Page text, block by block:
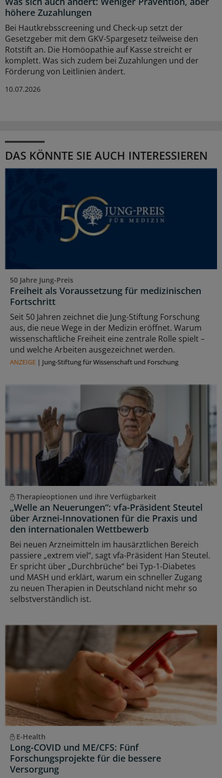
höhere Zuzahlungen
Bei Hautkrebsscreening und Check-up setzt der
Gesetzgeber mit dem GKV-Spargesetz teilweise den
Rotstift an. Die Homöopathie auf Kasse streicht er
komplett. Was sich zudem bei Zuzahlungen und der
Förderung von Leitlinien ändert.
10.07.2026
DAS KÖNNTE SIE AUCH INTERESSIEREN
50 Jahre Jung-Preis
Freiheit als Voraussetzung für medizinischen
Fortschritt
Seit 50 Jahren zeichnet die Jung-Stiftung Forschung
aus, die neue Wege in der Medizin eröffnet. Warum
wissenschaftliche Freiheit eine zentrale Rolle spielt –
und welche Arbeiten ausgezeichnet werden.
ANZEIGE | Jung-Stiftung für Wissenschaft und Forschung
Therapieoptionen und ihre Verfügbarkeit
„Welle an Neuerungen“: vfa-Präsident Steutel
über Arznei-Innovationen für die Praxis und
den internationalen Wettbewerb
Bei neuen Arzneimitteln im hausärztlichen Bereich
passiere „extrem viel“, sagt vfa-Präsident Han Steutel.
Er spricht über „Durchbrüche“ bei Typ-1-Diabetes
und MASH und erklärt, warum ein schneller Zugang
zu neuen Therapien in Deutschland nicht mehr so
selbstverständlich ist.
E-Health
Long-COVID und ME/CFS: Fünf
Forschungsprojekte für die bessere
Versorgung